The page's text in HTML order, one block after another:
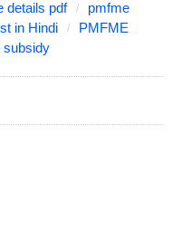
details pdf
pmfme
in Hindi
PMFME
subsidy